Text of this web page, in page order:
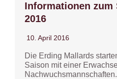
Informationen zum
2016
10. April 2016
Die Erding Mallards
Saison mit einer